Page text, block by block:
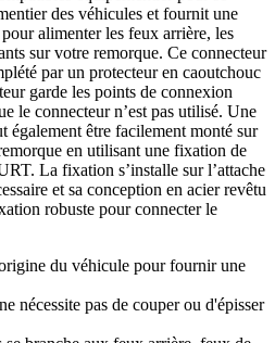
des véhicules et fournit une
alimenter les feux arrière, les
sur votre remorque. Ce connecteur
par un protecteur en caoutchouc
garde les points de connexion
le connecteur n’est pas utilisé. Une
également être facilement monté sur
en utilisant une fixation de
La fixation s’installe sur l’attache
et sa conception en acier revêtu
robuste pour connecter le
du véhicule pour fournir une
nécessite pas de couper ou d'épisser